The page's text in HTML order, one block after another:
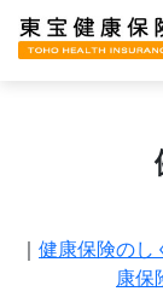
Skip
｜ 健康保険のし
康保